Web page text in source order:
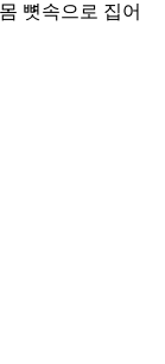
뼛속으로 집어